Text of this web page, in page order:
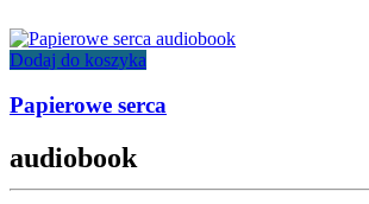
Dodaj do koszyka
Papierowe serca
audiobook